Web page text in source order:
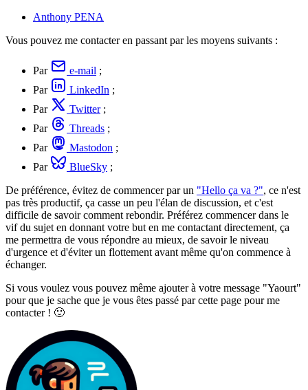
Anthony PENA
Vous pouvez me contacter en passant par les moyens suivants :
Par e-mail ;
Par
LinkedIn ;
Par
Twitter;
Par
Threads ;
Par
Mastodon ;
Par
BlueSky ;
De préférence, évitez de commencer par un "Hello ça va ?", ce n'est
pas très productif, ça casse un peu l'élan de discussion, et c'est
difficile de savoir comment rebondir. Préférez commencer dans le
vif du sujet en donnant votre but en me contactant directement, ça
me permettra de vous répondre au mieux, de savoir le niveau
d'urgence et d'éviter un flottement avant même qu'on commence à
échanger.
Si vous voulez vous pouvez même ajouter à votre message "Yaourt"
pour que je sache que je vous êtes passé par cette page pour me
contacter ! 🙂